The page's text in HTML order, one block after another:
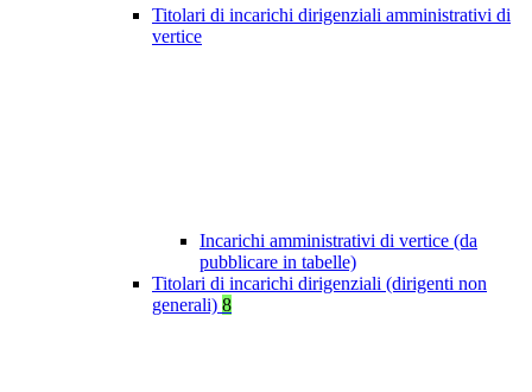
Titolari di incarichi dirigenziali amministrativi di
vertice
Incarichi amministrativi di vertice (da
pubblicare in tabelle)
Titolari di incarichi dirigenziali (dirigenti non
generali) 8